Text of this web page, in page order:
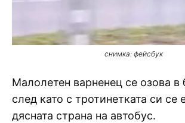
снимка: фейсбук
Малолетен варненец се озова в
след като с тротинетката си се
дясната страна на автобус.